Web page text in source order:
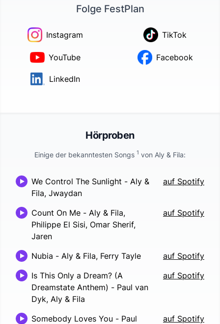
Folge FestPlan
Instagram TikTok
YouTube Facebook
LinkedIn
Hörproben
Einige der bekanntesten Songs 1 von Aly & Fila:
We Control The Sunlight - Aly &
Fila, Jwaydan
auf Spotify
Count On Me - Aly & Fila,
Philippe El Sisi, Omar Sherif,
Jaren
auf Spotify
Nubia - Aly & Fila, Ferry Tayle
auf Spotify
Is This Only a Dream? (A
Dreamstate Anthem) - Paul van
Dyk, Aly & Fila
auf Spotify
Somebody Loves You - Paul
auf Spotify